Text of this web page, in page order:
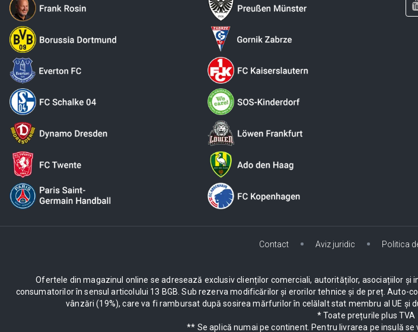
Contact Aviz juridic Politica
Ofertele din magazinul online se adresează exclusiv clienților comerciali, autorităților, asociațiilor
consumatorilor în sensul articolului 13 BGB. Sub rezerva modificărilor și erorilor tehnice și de preț.
vânzări (19%), care va fi rambursat după sosirea mărfurilor în celălalt stat membru al UE
* Toate prețurile plus TVA
** Se aplică numai pe continent. Pentru livrarea pe insulă